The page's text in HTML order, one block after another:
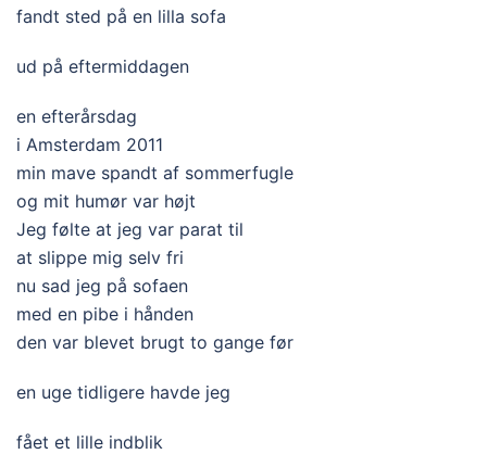
fandt sted på en lilla sofa
ud på eftermiddagen
en efterårsdag
i Amsterdam 2011
min mave spandt af sommerfugle
og mit humør var højt
Jeg følte at jeg var parat til
at slippe mig selv fri
nu sad jeg på sofaen
med en pibe i hånden
den var blevet brugt to gange før
en uge tidligere havde jeg
fået et lille indblik